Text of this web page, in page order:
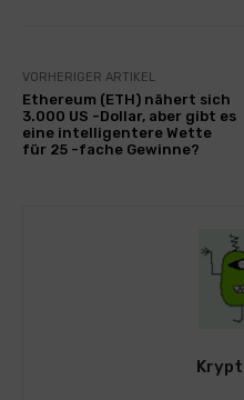
VORHERIGER ARTIKEL
Ethereum (ETH) nähert sich
3.000 US -Dollar, aber gibt es
eine intelligentere Wette
für 25 -fache Gewinne?